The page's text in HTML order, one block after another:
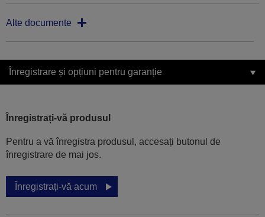
Alte documente
Înregistrare și opțiuni pentru garanție
Înregistrați-vă produsul
Pentru a vă înregistra produsul, accesați butonul de
înregistrare de mai jos.
Înregistrați-vă acum